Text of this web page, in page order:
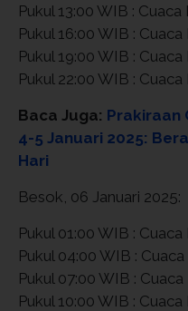
Pukul 13:00 WIB :
Pukul 16:00 WIB :
Pukul 19:00 WIB :
Pukul 22:00 WIB :
Baca Juga: Prakiraan
4-5 Januari 2025:
Hari
Besok, 06 Januari 2025:
Pukul 01:00 WIB :
Pukul 04:00 WIB :
Pukul 07:00 WIB :
Pukul 10:00 WIB :